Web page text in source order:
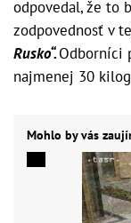
odpovedal, že to
zodpovednosť v
Rusko“.Odborníci
najmenej 30
Mohlo by vás